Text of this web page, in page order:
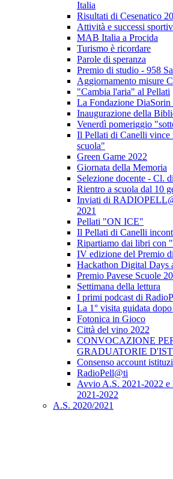
Italia
Risultati di Cesenatico
Attività e successi
MAB Italia a Procida
Turismo è ricordare
Parole di speranza
Premio di studio - 958
Aggiornamento misure
"Cambia l'aria" al Pellati
La Fondazione DiaSorin
Inaugurazione della
Venerdì pomeriggio
Il Pellati di Canelli vince
scuola"
Green Game 2022
Giornata della Memoria
Selezione docente - Cl.
Rientro a scuola dal 10
Inviati di
2021
Pellati "ON ICE"
Il Pellati di Canelli
Ripartiamo dai libri con
IV edizione del Premio
Hackathon Digital Days
Premio Pavese Scuole
Settimana della lettura
I primi podcast di
La 1° visita guidata
Fotonica in Gioco
Città del vino 2022
CONVOCAZIONE
GRADUATORIE
Consenso account
RadioPell@ti
Avvio A.S. 2021-2022 e
2021-2022
A.S. 2020/2021